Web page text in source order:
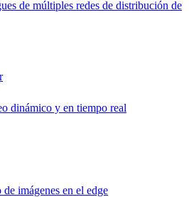
de múltiples redes de distribución de
dinámico y en tiempo real
imágenes en el edge